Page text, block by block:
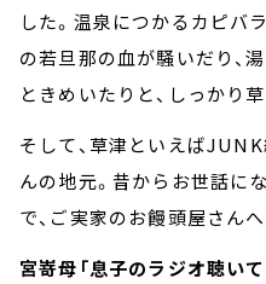
した。温泉につかるカピバ
の若旦那の血が騒いだり、
ときめいたりと、しっかり草
そして、草津といえば
んの地元。昔からお世話に
で、ご実家のお饅頭屋さん
宮嵜母「息子のラジオ聴い